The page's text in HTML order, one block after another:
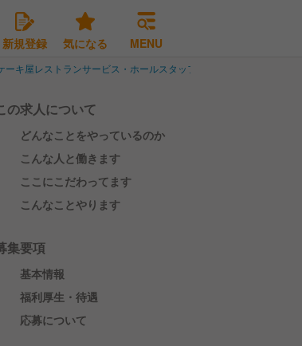
新規登録 気になる MENU
キ屋レストランサービス・ホールスタッフ
の求人について
どんなことをやっているのか
こんな人と働きます
ここにこだわってます
こんなことやります
集要項
基本情報
福利厚生・待遇
応募について